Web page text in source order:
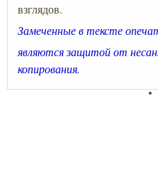
взглядов.
Замеченные в тексте
являются защитой от
копирования.